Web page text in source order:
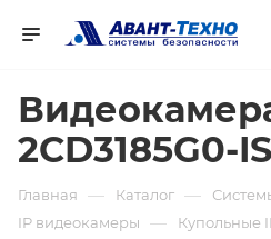
2CD3185G0-
Главная — Каталог —
IP видеокамеры — Купольные